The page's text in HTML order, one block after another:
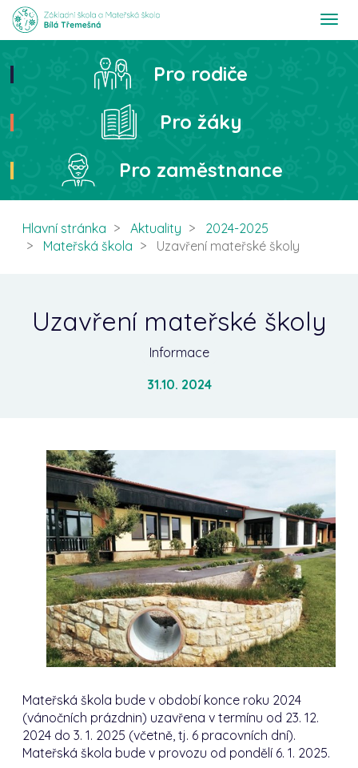
T
t
Hledat
Pro rodiče
Pro žáky
Pro zaměstnance
Hlavní stránka Aktuality
2024-2025
Mateřská škola
Uzavření mateřské školy
Uzavření mateřské školy
Informace
31.10. 2024
Mateřská škola bude v období konce roku 2024
(vánočních prázdnin) uzavřena v termínu od 23. 12.
2024 do 3. 1. 2025 (včetně, tj. 6 pracovních dní).
Mateřská škola bude v provozu od pondělí 6. 1. 2025.